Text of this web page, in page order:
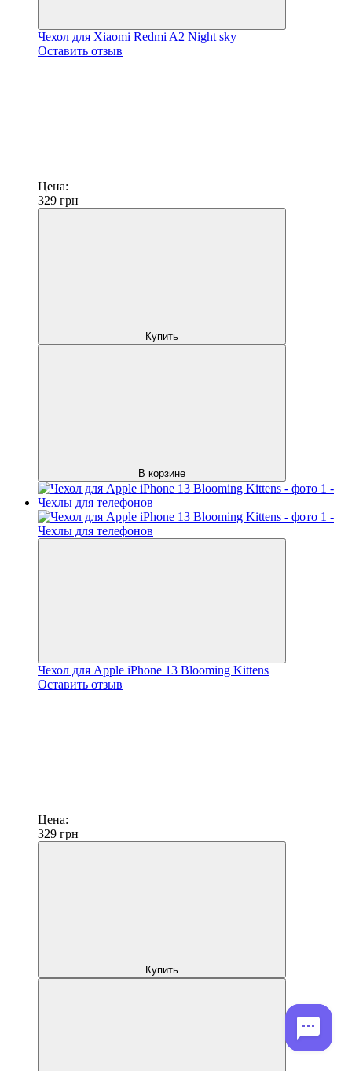
Чехол для Xiaomi Redmi A2 Night sky
Оставить отзыв
Цена:
329 грн
Купить
В корзине
Чехол для Apple iPhone 13 Blooming Kittens
Оставить отзыв
Цена:
329 грн
Купить